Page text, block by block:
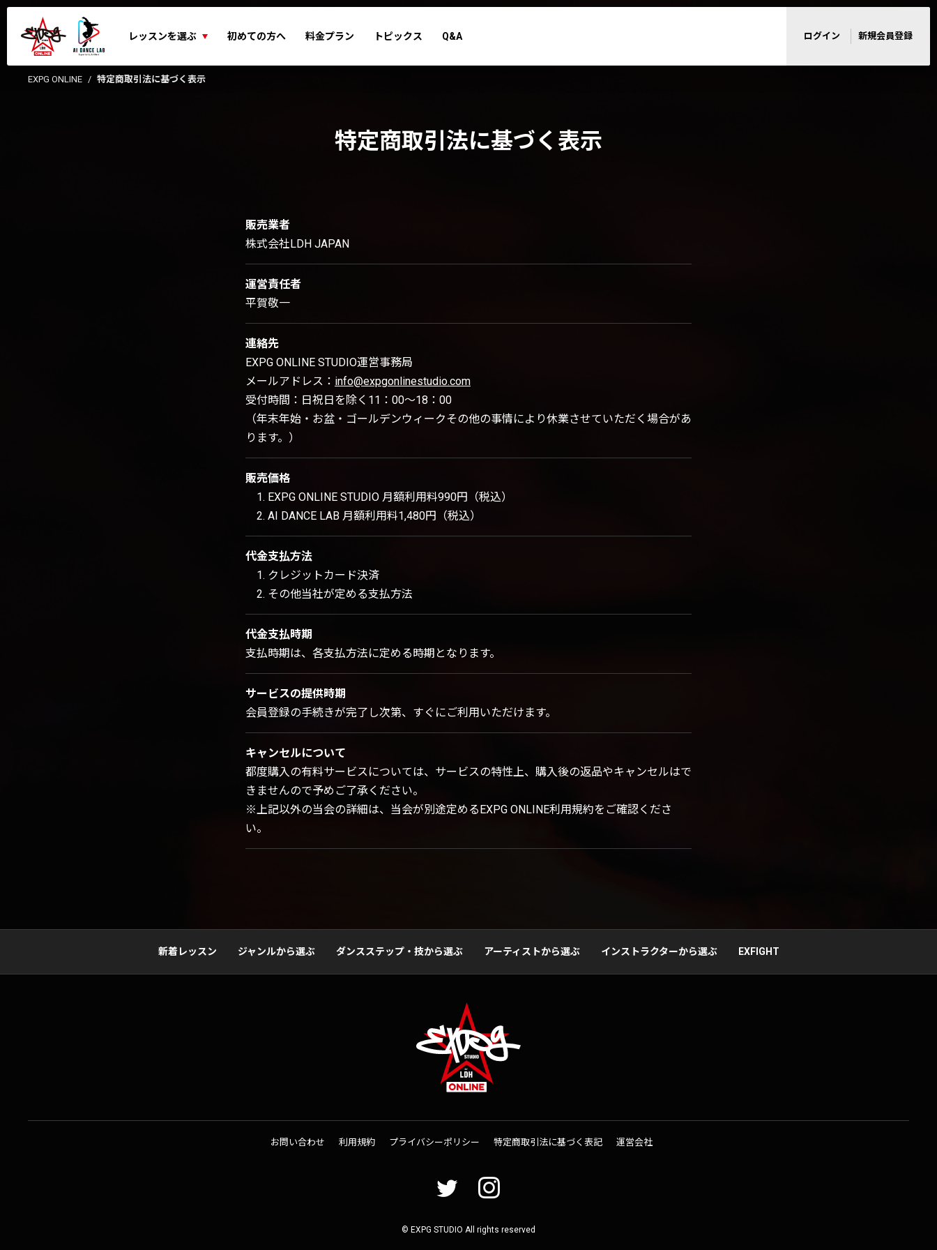
レッスンを選ぶ 初めての方へ 料金プラン トピックス Q&A ログイン 新規会員登録
EXPG ONLINE 特定商取引法に基づく表示
特定商取引法に基づく表示
販売業者
株式会社LDH JAPAN
運営責任者
平賀敬一
連絡先
EXPG ONLINE STUDIO運営事務局
メールアドレス： info@expgonlinestudio.com
受付時間：日祝日を除く11：00～18：00
（年末年始・お盆・ゴールデンウィークその他の事情により休業させていただく場合があ
ります。）
販売価格
EXPG ONLINE STUDIO 月額利用料990円（税込）
AI DANCE LAB 月額利用料1,480円（税込）
代金支払方法
クレジットカード決済
その他当社が定める支払方法
代金支払時期
支払時期は、各支払方法に定める時期となります。
サービスの提供時期
会員登録の手続きが完了し次第、すぐにご利用いただけます。
キャンセルについて
都度購入の有料サービスについては、サービスの特性上、購入後の返品やキャンセルはで
きませんので予めご了承ください。
※上記以外の当会の詳細は、当会が別途定めるEXPG ONLINE利用規約をご確認くださ
い。
新着レッスン ジャンルから選ぶ ダンスステップ・技から選ぶ アーティストから選ぶ インストラクターから選ぶ EXFIGHT
お問い合わせ 利用規約 プライバシーポリシー 特定商取引法に基づく表記 運営会社
© EXPG STUDIO All rights reserved